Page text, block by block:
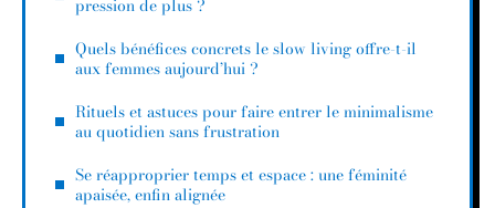
pression de plus ?
Quels bénéfices concrets le slow living offre-t-il
aux femmes aujourd’hui ?
Rituels et astuces pour faire entrer le minimalisme
au quotidien sans frustration
Se réapproprier temps et espace : une féminité
apaisée, enfin alignée